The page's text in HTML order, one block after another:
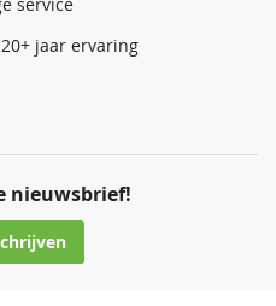
nieuwsbrief!
service
jaar ervaring